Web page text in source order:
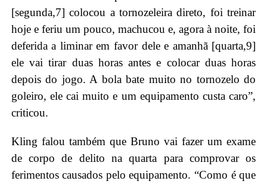
[segunda,7] colocou a tornozeleira direto, foi treinar
hoje e feriu um pouco, machucou e, agora à noite, foi
deferida a liminar em favor dele e amanhã [quarta,9]
ele vai tirar duas horas antes e colocar duas horas
depois do jogo. A bola bate muito no tornozelo do
goleiro, ele cai muito e um equipamento custa caro”,
criticou.
Kling falou também que Bruno vai fazer um exame
de corpo de delito na quarta para comprovar os
ferimentos causados pelo equipamento. “Como é que